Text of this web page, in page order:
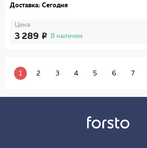
Доставка: Сегодня
Цена
3 289 В наличии
1 2 3 4 5 6 7